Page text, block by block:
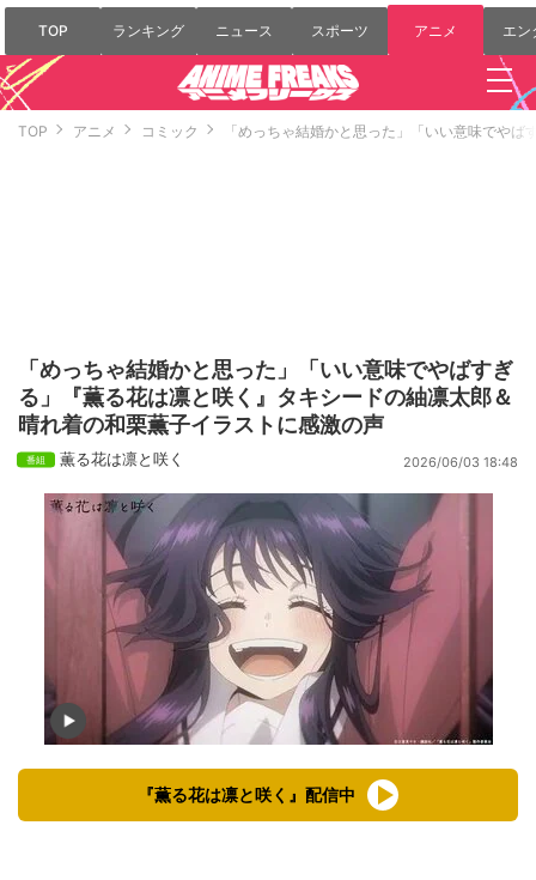
TOP ランキング ニュース スポーツ アニメ エン
TOP アニメ コミック 「めっちゃ結婚かと思った」「いい意味でや
「めっちゃ結婚かと思った」「いい意味でやばすぎ
る」『薫る花は凛と咲く』タキシードの紬凛太郎＆
晴れ着の和栗薫子イラストに感激の声
薫る花は凛と咲く 2026/06/03 18:48
『薫る花は凛と咲く』配信中